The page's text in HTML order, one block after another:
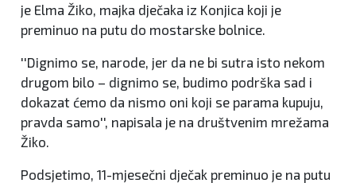
je Elma Žiko, majka dječaka iz Konjica koji je
preminuo na putu do mostarske bolnice.
''Dignimo se, narode, jer da ne bi sutra isto nekom
drugom bilo – dignimo se, budimo podrška sad i
dokazat ćemo da nismo oni koji se parama kupuju,
pravda samo'', napisala je na društvenim mrežama
Žiko.
Podsjetimo, 11-mjesečni dječak preminuo je na putu